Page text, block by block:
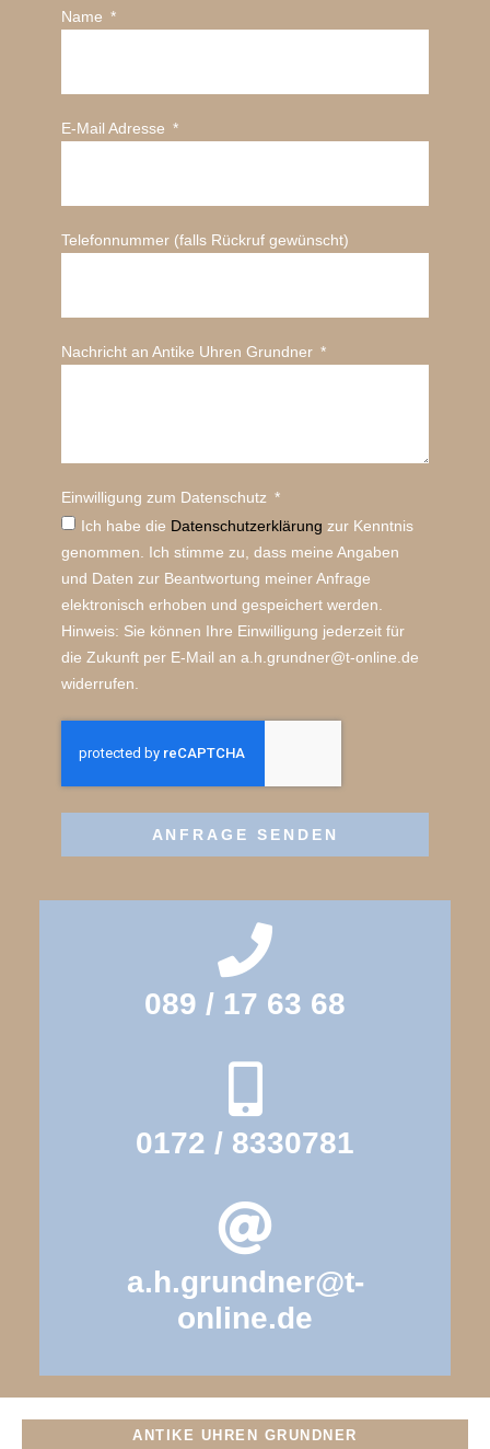
Name
E-Mail Adresse
Telefonnummer (falls Rückruf gewünscht)
Nachricht an Antike Uhren Grundner
Einwilligung zum Datenschutz
Ich habe die Datenschutz­erklärung zur Kenntnis
genommen. Ich stimme zu, dass meine Angaben
und Daten zur Beantwortung meiner Anfrage
elektronisch erhoben und gespeichert werden.
Hinweis: Sie können Ihre Einwilligung jederzeit für
die Zukunft per E-Mail an a.h.grundner@t-online.de
widerrufen.
ANFRAGE SENDEN
089 / 17 63 68
0172 / 8330781
a.h.grundner@t-
online.de
ANTIKE UHREN GRUNDNER